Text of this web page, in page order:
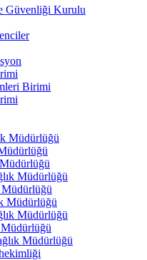
Güvenliği Kurulu
Birimi
Müdürlüğü
Müdürlüğü
Müdürlüğü
Müdürlüğü
Müdürlüğü
Müdürlüğü
Müdürlüğü